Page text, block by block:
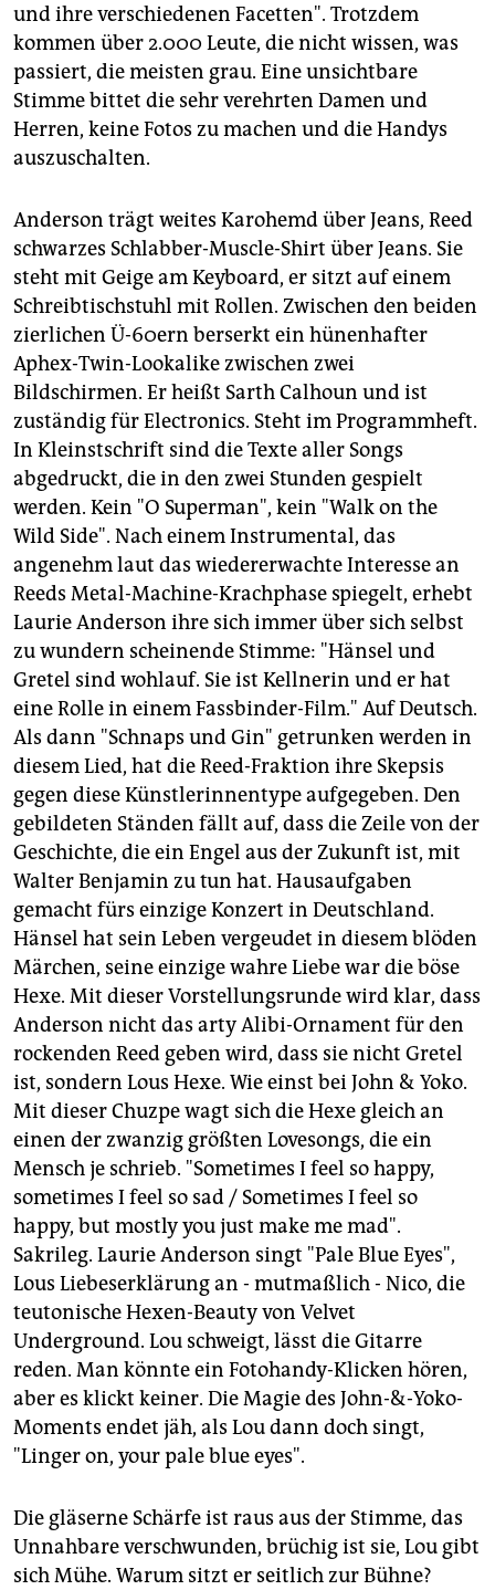
und ihre verschiedenen Facetten". Trotzdem
kommen über 2.000 Leute, die nicht wissen, was
passiert, die meisten grau. Eine unsichtbare
Stimme bittet die sehr verehrten Damen und
Herren, keine Fotos zu machen und die Handys
auszuschalten.
Anderson trägt weites Karohemd über Jeans, Reed
schwarzes Schlabber-Muscle-Shirt über Jeans. Sie
steht mit Geige am Keyboard, er sitzt auf einem
Schreibtischstuhl mit Rollen. Zwischen den beiden
zierlichen Ü-60ern berserkt ein hünenhafter
Aphex-Twin-Lookalike zwischen zwei
Bildschirmen. Er heißt Sarth Calhoun und ist
zuständig für Electronics. Steht im Programmheft.
In Kleinstschrift sind die Texte aller Songs
abgedruckt, die in den zwei Stunden gespielt
werden. Kein "O Superman", kein "Walk on the
Wild Side". Nach einem Instrumental, das
angenehm laut das wiedererwachte Interesse an
Reeds Metal-Machine-Krachphase spiegelt, erhebt
Laurie Anderson ihre sich immer über sich selbst
zu wundern scheinende Stimme: "Hänsel und
Gretel sind wohlauf. Sie ist Kellnerin und er hat
eine Rolle in einem Fassbinder-Film." Auf Deutsch.
Als dann "Schnaps und Gin" getrunken werden in
diesem Lied, hat die Reed-Fraktion ihre Skepsis
gegen diese Künstlerinnentype aufgegeben. Den
gebildeten Ständen fällt auf, dass die Zeile von der
Geschichte, die ein Engel aus der Zukunft ist, mit
Walter Benjamin zu tun hat. Hausaufgaben
gemacht fürs einzige Konzert in Deutschland.
Hänsel hat sein Leben vergeudet in diesem blöden
Märchen, seine einzige wahre Liebe war die böse
Hexe. Mit dieser Vorstellungsrunde wird klar, dass
Anderson nicht das arty Alibi-Ornament für den
rockenden Reed geben wird, dass sie nicht Gretel
ist, sondern Lous Hexe. Wie einst bei John & Yoko.
Mit dieser Chuzpe wagt sich die Hexe gleich an
einen der zwanzig größten Lovesongs, die ein
Mensch je schrieb. "Sometimes I feel so happy,
sometimes I feel so sad / Sometimes I feel so
happy, but mostly you just make me mad".
Sakrileg. Laurie Anderson singt "Pale Blue Eyes",
Lous Liebeserklärung an - mutmaßlich - Nico, die
teutonische Hexen-Beauty von Velvet
Underground. Lou schweigt, lässt die Gitarre
reden. Man könnte ein Fotohandy-Klicken hören,
aber es klickt keiner. Die Magie des John-&-Yoko-
Moments endet jäh, als Lou dann doch singt,
"Linger on, your pale blue eyes".
Die gläserne Schärfe ist raus aus der Stimme, das
Unnahbare verschwunden, brüchig ist sie, Lou gibt
sich Mühe. Warum sitzt er seitlich zur Bühne?